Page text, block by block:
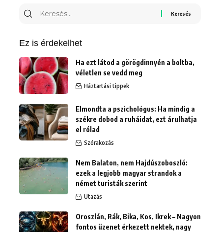
Keresés
Ez is érdekelhet
Ha ezt látod a görögdinnyén a boltba,
véletlen se vedd meg
Háztartási tippek
Elmondta a pszichológus: Ha mindig a
székre dobod a ruháidat, ezt árulhatja
el rólad
Szórakozás
Nem Balaton, nem Hajdúszoboszló:
ezek a legjobb magyar strandok a
német turisták szerint
Utazás
Oroszlán, Rák, Bika, Kos, Ikrek – Nagyon
fontos üzenet érkezett nektek, nagy